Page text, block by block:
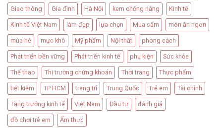
Giao thông Gia đình Hà Nội kem chống nắng Kinh tế
Kinh tế Việt Nam làm đẹp lựa chọn Mua sắm món ăn ngon
mùa hè mực khô Mỹ phẩm Nội thất phong cách
Phát triển bền vững Phát triển kinh tế phụ kiện Sức khỏe
Thể thao Thị trường chứng khoán Thời trang Thực phẩm
tiết kiệm TP HCM trang trí Trung Quốc Trẻ em Tài chính
Tăng trưởng kinh tế Việt Nam Đầu tư đánh giá
đồ chơi trẻ em Ẩm thực